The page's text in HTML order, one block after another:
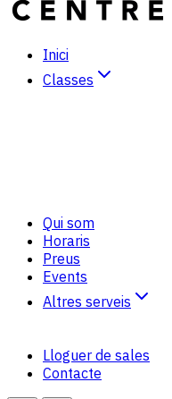
Inici
Classes
Cura personal *
Qui som
Horaris
Preus
Events
Altres serveis
Teràpies
Lloguer de sales
Contacte